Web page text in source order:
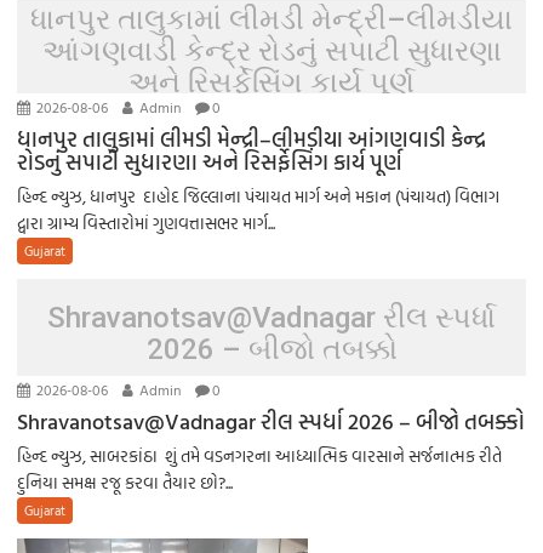
ધાનપુર તાલુકામાં લીમડી મેન્દ્રી–લીમડીયા
આંગણવાડી કેન્દ્ર રોડનું સપાટી સુધારણા
અને રિસર્ફેસિંગ કાર્ય પૂર્ણ
2026-08-06 Admin 0
ધાનપુર તાલુકામાં લીમડી મેન્દ્રી–લીમડીયા આંગણવાડી કેન્દ્ર
રોડનું સપાટી સુધારણા અને રિસર્ફેસિંગ કાર્ય પૂર્ણ
હિન્દ ન્યુઝ, ધાનપુર દાહોદ જિલ્લાના પંચાયત માર્ગ અને મકાન (પંચાયત) વિભાગ
દ્વારા ગ્રામ્ય વિસ્તારોમાં ગુણવત્તાસભર માર્ગ...
Gujarat
Shravanotsav@Vadnagar રીલ સ્પર્ધા
2026 – બીજો તબક્કો
2026-08-06 Admin 0
Shravanotsav@Vadnagar રીલ સ્પર્ધા 2026 – બીજો તબક્કો
હિન્દ ન્યુઝ, સાબરકાંઠા શું તમે વડનગરના આધ્યાત્મિક વારસાને સર્જનાત્મક રીતે
દુનિયા સમક્ષ રજૂ કરવા તૈયાર છો?...
Gujarat